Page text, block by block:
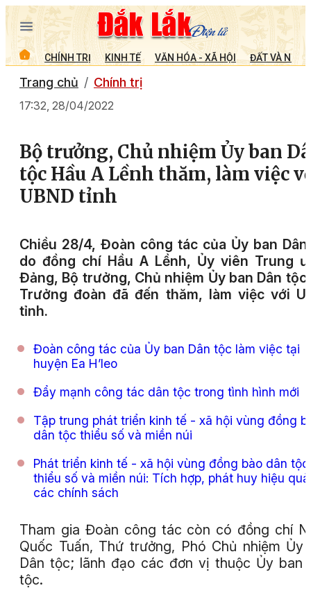
CHÍNH TRỊ KINH TẾ VĂN HÓA - XÃ HỘI ĐẤT VÀ
Trang chủ Chính trị
17:32, 28/04/2022
Bộ trưởng, Chủ nhiệm Ủy ban
tộc Hầu A Lềnh thăm, làm việc
UBND tỉnh
Chiều 28/4, Đoàn công tác của Ủy ban
do đồng chí Hầu A Lềnh, Ủy viên Trung
Đảng, Bộ trưởng, Chủ nhiệm Ủy ban Dân tộc
Trưởng đoàn đã đến thăm, làm việc với
tỉnh.
Đoàn công tác của Ủy ban Dân tộc làm việc tại
huyện Ea H’leo
Đẩy mạnh công tác dân tộc trong tình hình mới
Tập trung phát triển kinh tế - xã hội vùng đồng
dân tộc thiểu số và miền núi
Phát triển kinh tế - xã hội vùng đồng bào dân tộc
thiểu số và miền núi: Tích hợp, phát huy hiệu quả
các chính sách
Tham gia Đoàn công tác còn có đồng chí
Quốc Tuấn, Thứ trưởng, Phó Chủ nhiệm Ủy
Dân tộc; lãnh đạo các đơn vị thuộc Ủy ban
tộc.